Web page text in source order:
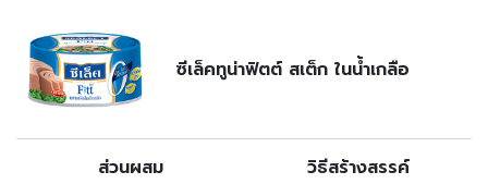
ซีเล็คทูน่าฟิตต์ สเต็ก ในน้ำเกลือ
ส่วนผสม วิธีสร้างสรรค์